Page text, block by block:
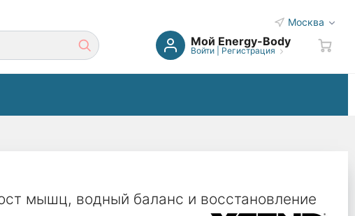
Москва
Мой Energy-Body
Войти| Регистрация
мышц, водный баланс и восстановление